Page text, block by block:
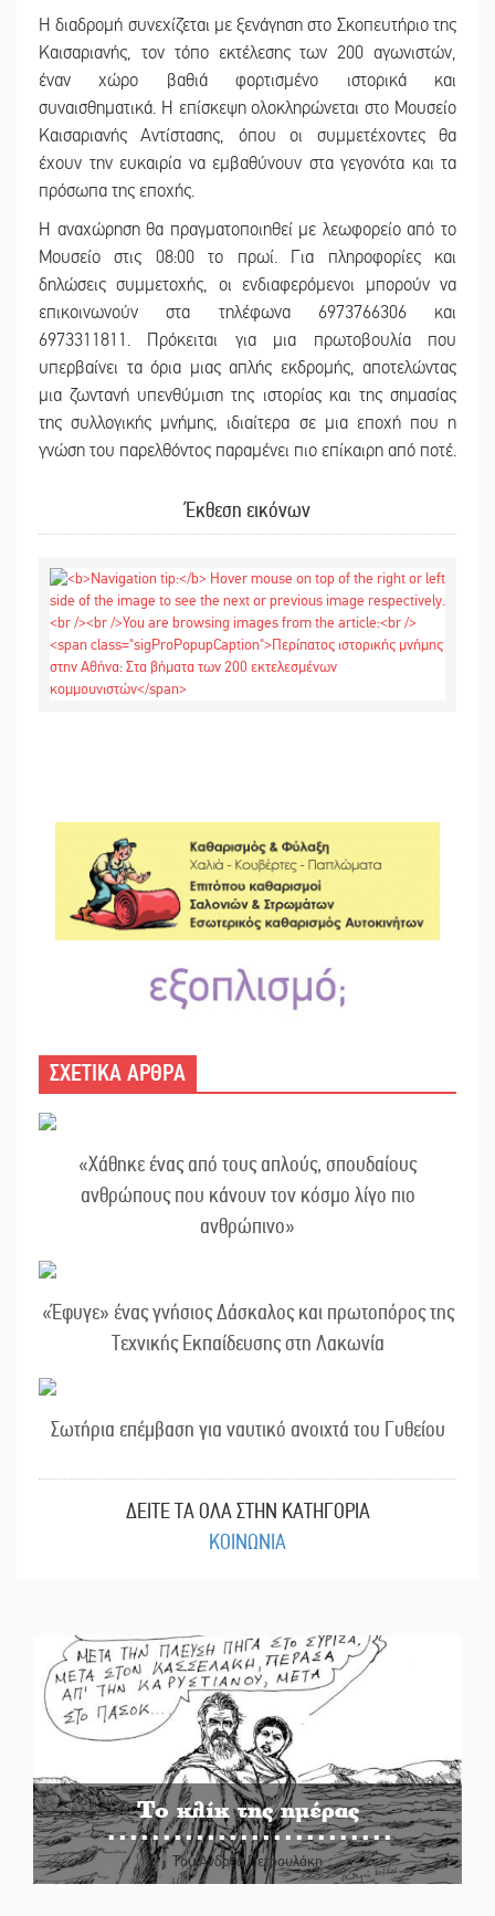
Η διαδρομή συνεχίζεται με ξενάγηση στο Σκοπευτήριο της
Καισαριανής, τον τόπο εκτέλεσης των 200 αγωνιστών,
έναν χώρο βαθιά φορτισμένο ιστορικά και
συναισθηματικά. Η επίσκεψη ολοκληρώνεται στο Μουσείο
Καισαριανής Αντίστασης, όπου οι συμμετέχοντες θα
έχουν την ευκαιρία να εμβαθύνουν στα γεγονότα και τα
πρόσωπα της εποχής.
Η αναχώρηση θα πραγματοποιηθεί με λεωφορείο από το
Μουσείο στις 08:00 το πρωί. Για πληροφορίες και
δηλώσεις συμμετοχής, οι ενδιαφερόμενοι μπορούν να
επικοινωνούν στα τηλέφωνα 6973766306 και
6973311811. Πρόκειται για μια πρωτοβουλία που
υπερβαίνει τα όρια μιας απλής εκδρομής, αποτελώντας
μια ζωντανή υπενθύμιση της ιστορίας και της σημασίας
της συλλογικής μνήμης, ιδιαίτερα σε μια εποχή που η
γνώση του παρελθόντος παραμένει πιο επίκαιρη από ποτέ.
Έκθεση εικόνων
ΣΧΕΤΙΚΑ ΑΡΘΡΑ
«Χάθηκε ένας από τους απλούς, σπουδαίους
ανθρώπους που κάνουν τον κόσμο λίγο πιο
ανθρώπινο»
«Έφυγε» ένας γνήσιος Δάσκαλος και πρωτοπόρος της
Τεχνικής Εκπαίδευσης στη Λακωνία
Σωτήρια επέμβαση για ναυτικό ανοιχτά του Γυθείου
ΔΕΙΤΕ ΤΑ ΟΛΑ ΣΤΗΝ ΚΑΤΗΓΟΡΙΑ
ΚΟΙΝΩΝΙΑ
Το κλίκ της ημέρας
Του Ανδρέα Πετρουλάκη